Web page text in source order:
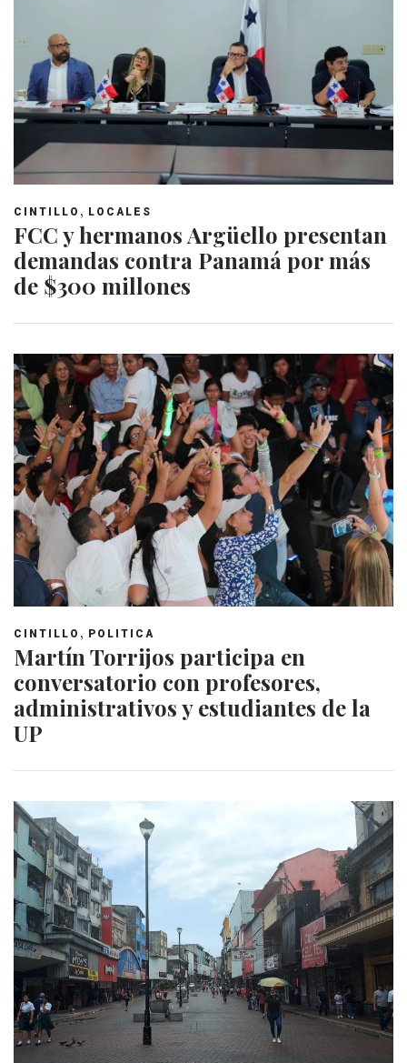
CINTILLO , LOCALES
FCC y hermanos Argüello presentan
demandas contra Panamá por más
de $300 millones
CINTILLO , POLITICA
Martín Torrijos participa en
conversatorio con profesores,
administrativos y estudiantes de la
UP